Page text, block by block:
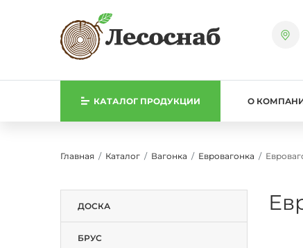
КАТАЛОГ ПРОДУКЦИИ О
Главная Каталог Вагонка Евровагонка
ДОСКА
БРУС